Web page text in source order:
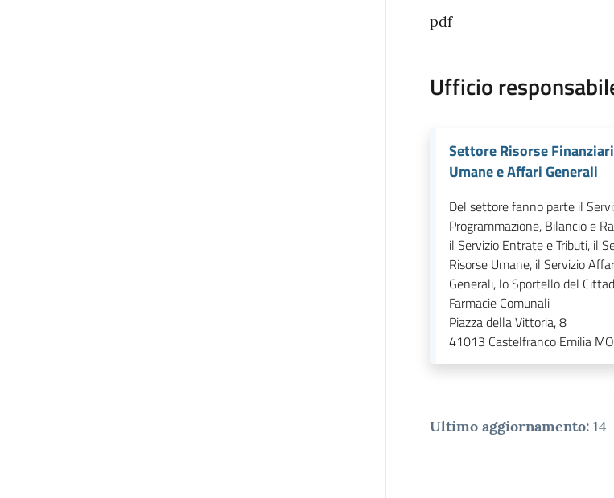
pdf
Ufficio
Settore Risorse
Umane e Affari Generali
Del settore fanno parte il
Programmazione, Bilancio e
il Servizio Entrate e Tributi, il
Risorse Umane, il Servizio
Generali, lo Sportello del
Farmacie Comunali
Piazza della Vittoria, 8
41013 Castelfranco Emilia MO
Ultimo aggiornamento: